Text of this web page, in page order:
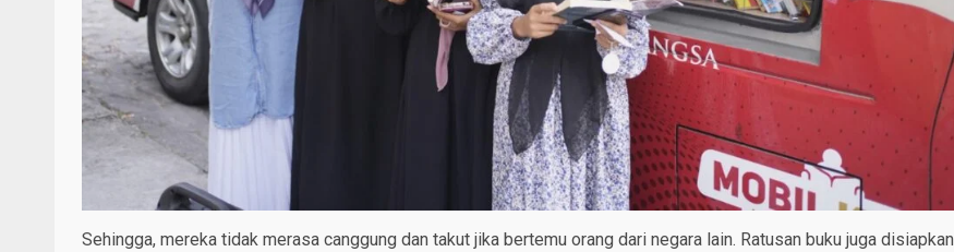
Sehingga, mereka tidak merasa canggung dan takut jika bertemu orang dari negara lain. Ratusan buku juga disiapkan